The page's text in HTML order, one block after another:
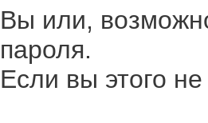
Вы или,
пароля.
Если вы этого